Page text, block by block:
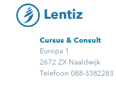
Cursus & Consult
Europa 1
2672 ZX Naaldwijk
Telefoon 088-3382283